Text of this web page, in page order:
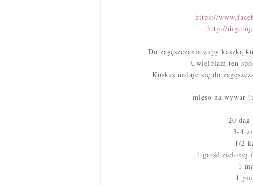
https://
http://
Do zagęszczania zupy kaszką
Uwielbiam ten
Kuskus nadaje się do
mięso na wywar
20 dag
3-4
1/2
1 garść zielonej
1
1